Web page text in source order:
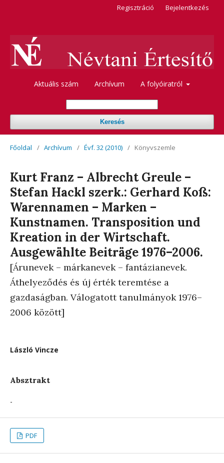
Aktuális szám Archívum A folyóiratról
Keresés
Regisztráció Bejelentkezés
Főoldal / Archívum / Évf. 32 (2010) / Könyvszemle
Kurt Franz – Albrecht Greule –
Stefan Hackl szerk.: Gerhard Koß:
Warennamen – Marken –
Kunstnamen. Transposition und
Kreation in der Wirtschaft.
Ausgewählte Beiträge 1976–2006.
[Árunevek – márkanevek – fantázianevek.
Áthelyeződés és új érték teremtése a
gazdaságban. Válogatott tanulmányok 1976–
2006 között]
László Vincze
Absztrakt
-
PDF